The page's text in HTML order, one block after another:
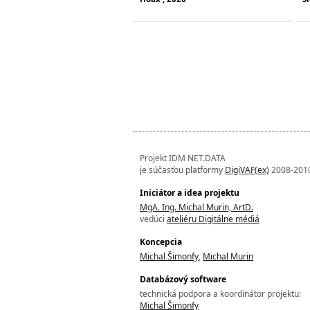
Projekt IDM NET.DATA
je súčasťou platformy DigiVAF(ex)2008-
Iniciátor a idea projektu
MgA. Ing. Michal Murin, ArtD.
vedúci ateliéru Digitálne médiá
Koncepcia
Michal Šimonfy, Michal Murin
Databázový software
technická podpora a koordinátor projektu:
Michal Šimonfy